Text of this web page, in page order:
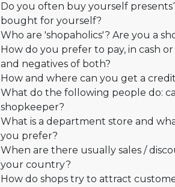
Do you often buy yourself
bought for yourself?
Who are 'shopaholics'? Are you a
How do you prefer to pay, in cash
and negatives of both?
How and where can you get a
What do the following people do:
shopkeeper?
What is a department store and
you prefer?
When are there usually sales /
your country?
How do shops try to attract